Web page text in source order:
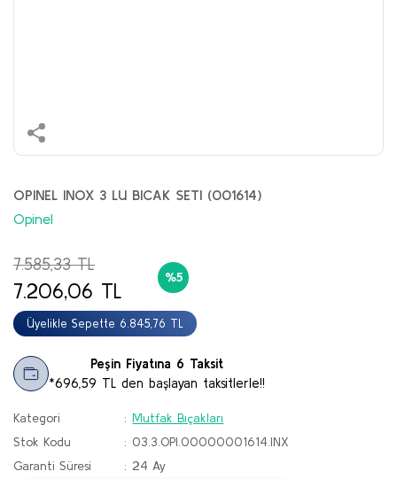
OPINEL INOX 3 LU BICAK SETI (001614)
Opinel
7.585,33 TL
7.206,06 TL
Üyelikle Sepette 6.845,76 TL
%5
Peşin Fiyatına 6 Taksit
*696,59 TL den başlayan taksitlerle!!
Kategori
Mutfak Bıçakları
Stok Kodu
03.3.OPI.00000001614.INX
Garanti Süresi
24 Ay